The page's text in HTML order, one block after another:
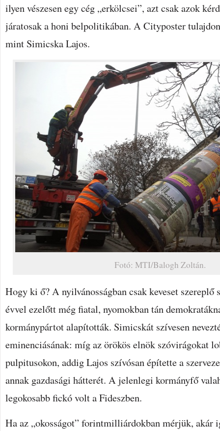
ilyen vészesen egy cég „erkölcsei”, azt csak azok
járatosak a honi belpolitikában. A Cityposter
mint Simicska Lajos.
Fotó: MTI/Balogh Zoltán.
Hogy ki ő? A nyilvánosságban csak keveset szereplő
évvel ezelőtt még fiatal, nyomokban tán
kormánypártot alapították. Simicskát szívesen
eminenciásának: míg az örökös elnök szóvirágokat
pulpitusokon, addig Lajos szívósan építette a
annak gazdasági hátterét. A jelenlegi kormányfő
legokosabb fickó volt a Fideszben.
Ha az „okosságot” forintmilliárdokban mérjük, akár